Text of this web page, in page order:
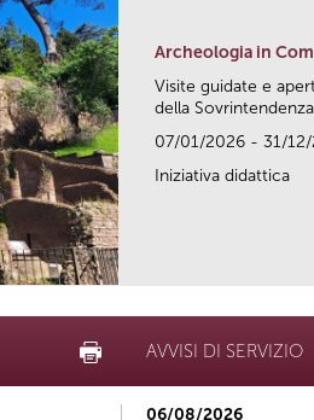
Archeologia in
Visite guidate e
della
07/01/2026 - 31/
Iniziativa didattica
AVVISI DI SERVIZIO
06/08/2026